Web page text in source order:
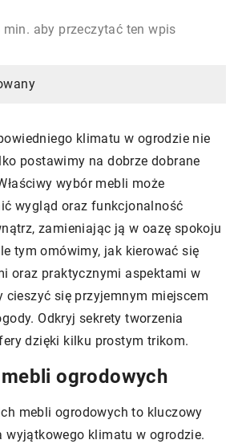
min. aby przeczytać ten wpis
klimatu w ogrodzie nie
postawimy na dobrze dobrane
wybór mebli może
wygląd oraz funkcjonalność
zamieniając ją w oazę spokoju
tym omówimy, jak kierować się
oraz praktycznymi aspektami w
cieszyć się przyjemnym miejscem
Odkryj sekrety tworzenia
dzięki kilku prostym trikom.
ogrodowych
mebli ogrodowych to kluczowy
wyjątkowego klimatu w ogrodzie.